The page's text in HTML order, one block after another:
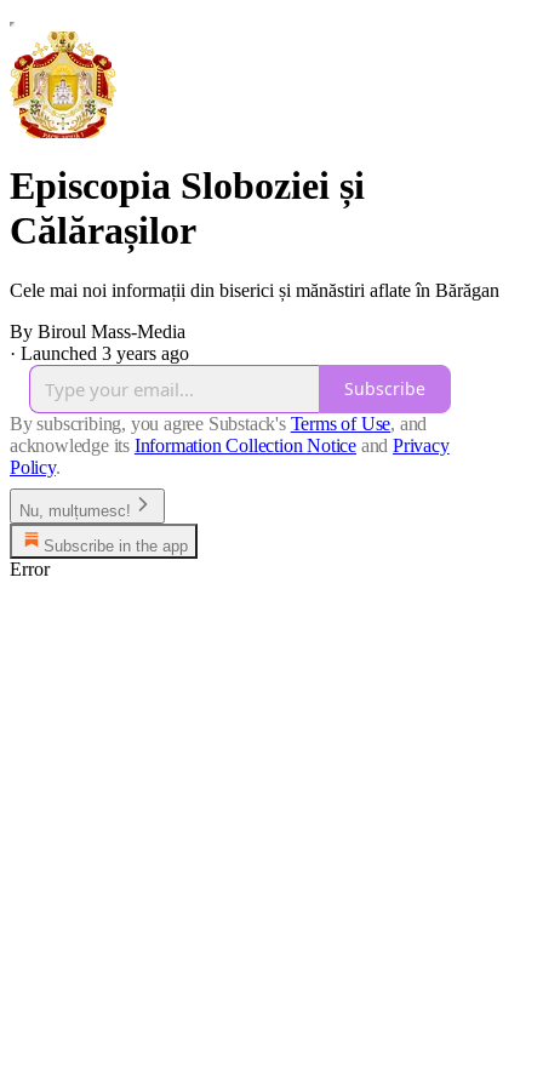
Episcopia Sloboziei și
Călărașilor
Cele mai noi informații din biserici și mănăstiri aflate în Bărăgan
By Biroul Mass-Media
· Launched 3 years ago
Subscribe
By subscribing, you agree Substack's Terms of Use, and
acknowledge its Information Collection Notice and Privacy
Policy.
Nu, mulțumesc!
Subscribe in the app
Error